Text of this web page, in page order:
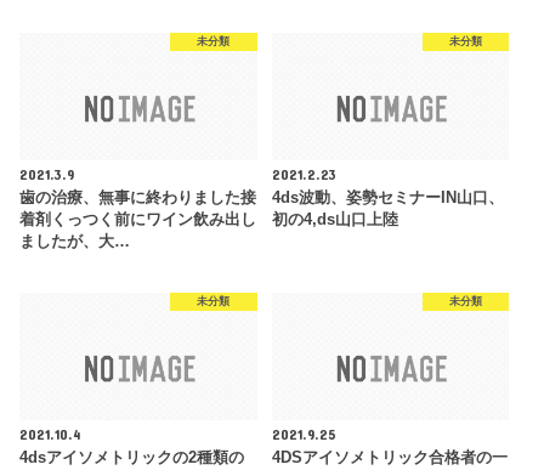
未分類
2021.3.9
歯の治療、無事に終わりました接
着剤くっつく前にワイン飲み出し
ましたが、大…
未分類
2021.2.23
4ds波動、姿勢セミナーIN山口、
初の4,ds山口上陸
未分類
2021.10.4
4dsアイソメトリックの2種類の
未分類
2021.9.25
4DSアイソメトリック合格者の一